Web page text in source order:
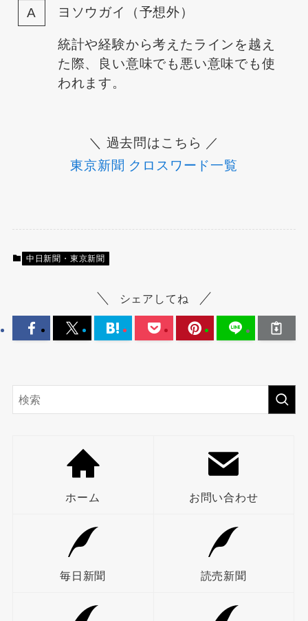
ヨソウガイ（予想外）
統計や経験から考えたラインを越え
た際、良い意味でも悪い意味でも使
われます。
＼ 過去問はこちら ／
東京新聞 クロスワード一覧
中日新聞・東京新聞
シェアしてね
ホーム お問い合わせ
毎日新聞 読売新聞